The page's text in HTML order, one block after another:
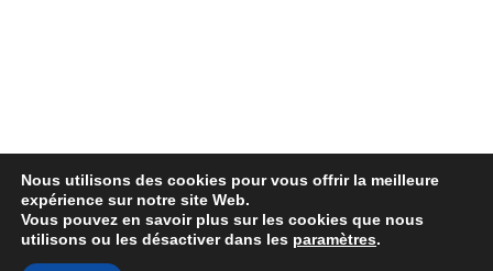
Nous utilisons des cookies pour vous offrir la meilleure
expérience sur notre site Web.
Vous pouvez en savoir plus sur les cookies que nous
utilisons ou les désactiver dans les paramètres.